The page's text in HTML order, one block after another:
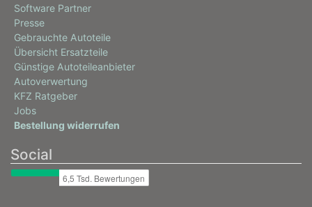
Software Partner
Presse
Gebrauchte Autoteile
Übersicht Ersatzteile
Günstige Autoteileanbieter
Autoverwertung
KFZ Ratgeber
Jobs
Bestellung widerrufen
Social